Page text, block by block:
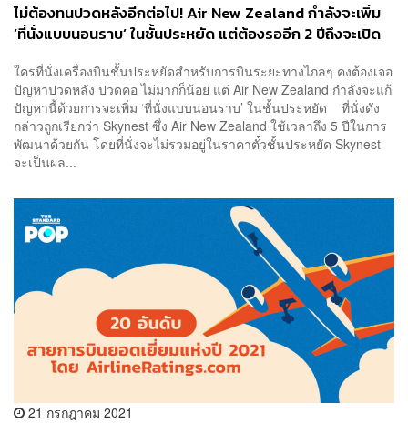
ไม่ต้องทนปวดหลังอีกต่อไป! Air New Zealand กำลังจะเพิ่ม
‘ที่นั่งแบบนอนราบ’ ในชั้นประหยัด แต่ต้องรออีก 2 ปีถึงจะเปิด
ใครที่นั่งเครื่องบินชั้นประหยัดสำหรับการบินระยะทางไกลๆ คงต้องเจอ
ปัญหาปวดหลัง ปวดคอ ไม่มากก็น้อย แต่ Air New Zealand กำลังจะแก้
ปัญหานี้ด้วยการจะเพิ่ม ‘ที่นั่งแบบนอนราบ’ ในชั้นประหยัด ที่นั่งดัง
กล่าวถูกเรียกว่า Skynest ซึ่ง Air New Zealand ใช้เวลาถึง 5 ปีในการ
พัฒนาด้วยกัน โดยที่นั่งจะไม่รวมอยู่ในราคาตั๋วชั้นประหยัด Skynest
จะเป็นผล...
21 กรกฎาคม 2021